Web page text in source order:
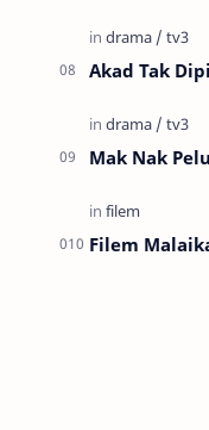
Akad Tak
Mak Nak
Filem